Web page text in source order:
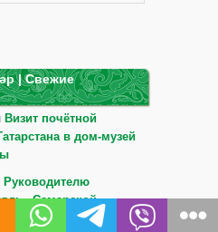
| Свежие
Визит почётной
в дом-музей
Руководителю
Самарской
Искандаровичу